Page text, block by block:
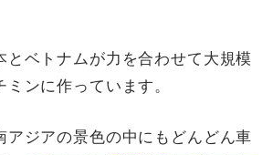
とベトナムが力を合わせて大規模
ンに作っています。
アジアの景色の中にもどんどん車